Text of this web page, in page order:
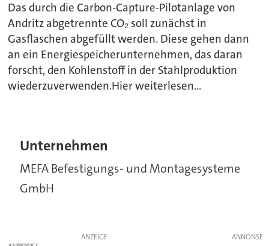
Das durch die Carbon-Capture-Pilotanlage von
Andritz abgetrennte CO₂ soll zunächst in
Gasflaschen abgefüllt werden. Diese gehen dann
an ein Energiespeicherunternehmen, das daran
forscht, den Kohlenstoff in der Stahlproduktion
wiederzuverwenden.Hier weiterlesen...
Unternehmen
MEFA Befestigungs- und Montagesysteme
GmbH
ANZEIGE